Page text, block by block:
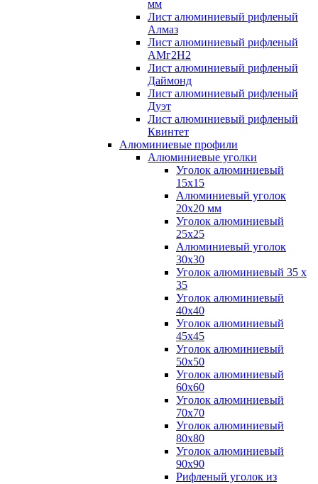
мм
Лист алюминиевый рифленый
Алмаз
Лист алюминиевый рифленый
АМг2Н2
Лист алюминиевый рифленый
Даймонд
Лист алюминиевый рифленый
Дуэт
Лист алюминиевый рифленый
Квинтет
Алюминиевые профили
Алюминиевые уголки
Уголок алюминиевый
15х15
Алюминиевый уголок
20х20 мм
Уголок алюминиевый
25х25
Алюминиевый уголок
30х30
Уголок алюминиевый 35 х
35
Уголок алюминиевый
40х40
Уголок алюминиевый
45х45
Уголок алюминиевый
50х50
Уголок алюминиевый
60х60
Уголок алюминиевый
70х70
Уголок алюминиевый
80х80
Уголок алюминиевый
90х90
Рифленый уголок из